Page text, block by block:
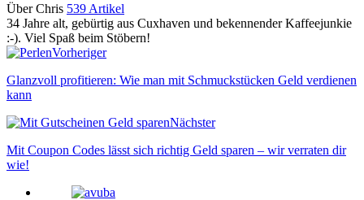
Über Chris 539 Artikel
34 Jahre alt, gebürtig aus Cuxhaven und bekennender Kaffeejunkie
:-). Viel Spaß beim Stöbern!
WebseiteVorheriger
Glanzvoll profitieren: Wie man mit Schmuckstücken Geld verdienen
kann
Nächster
Mit Coupon Codes lässt sich richtig Geld sparen – wir verraten dir
wie!